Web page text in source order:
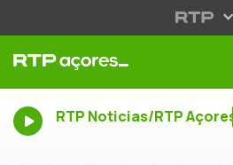
RTP Noticias/RTP Açores